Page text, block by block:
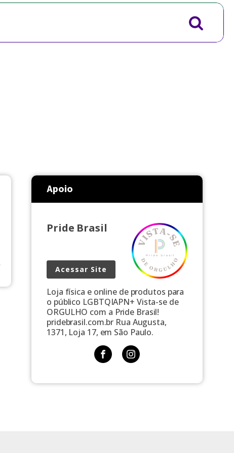
Apoio
Pride Brasil
Acessar Site
Loja física e online de produtos para
o público LGBTQIAPN+ Vista-se de
ORGULHO com a Pride Brasil!
pridebrasil.com.br Rua Augusta,
1371, Loja 17, em São Paulo.